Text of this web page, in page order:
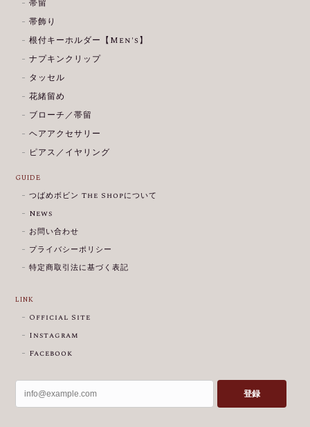
帯留
帯飾り
根付キーホルダー【Men's】
ナプキンクリップ
タッセル
花緒留め
ブローチ／帯留
ヘアアクセサリー
ピアス／イヤリング
GUIDE
つばめボビン The Shopについて
News
お問い合わせ
プライバシーポリシー
特定商取引法に基づく表記
LINK
Official Site
Instagram
Facebook
登録